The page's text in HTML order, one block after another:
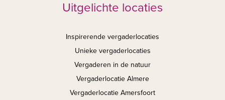
Uitgelichte locaties
Inspirerende vergaderlocaties
Unieke vergaderlocaties
Vergaderen in de natuur
Vergaderlocatie Almere
Vergaderlocatie Amersfoort